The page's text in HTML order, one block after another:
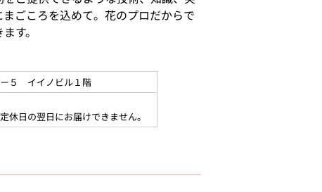
ごころを込めて。花のプロだからで
す。
５ イイノビル１階
休日の翌日にお届けできません。